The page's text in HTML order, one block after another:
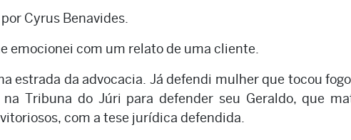
Cyrus Benavides.
emocionei com um relato de uma cliente.
estrada da advocacia. Já defendi mulher que tocou
na Tribuna do Júri para defender seu Geraldo, que
com a tese jurídica defendida.